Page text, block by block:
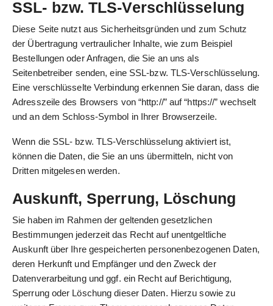
SSL- bzw. TLS-Verschlüsselung
Diese Seite nutzt aus Sicherheitsgründen und zum Schutz
der Übertragung vertraulicher Inhalte, wie zum Beispiel
Bestellungen oder Anfragen, die Sie an uns als
Seitenbetreiber senden, eine SSL-bzw. TLS-Verschlüsselung.
Eine verschlüsselte Verbindung erkennen Sie daran, dass die
Adresszeile des Browsers von “http://” auf “https://” wechselt
und an dem Schloss-Symbol in Ihrer Browserzeile.
Wenn die SSL- bzw. TLS-Verschlüsselung aktiviert ist,
können die Daten, die Sie an uns übermitteln, nicht von
Dritten mitgelesen werden.
Auskunft, Sperrung, Löschung
Sie haben im Rahmen der geltenden gesetzlichen
Bestimmungen jederzeit das Recht auf unentgeltliche
Auskunft über Ihre gespeicherten personenbezogenen Daten,
deren Herkunft und Empfänger und den Zweck der
Datenverarbeitung und ggf. ein Recht auf Berichtigung,
Sperrung oder Löschung dieser Daten. Hierzu sowie zu